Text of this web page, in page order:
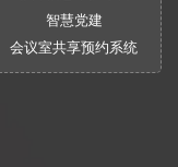
智慧党建
会议室共享预约系统